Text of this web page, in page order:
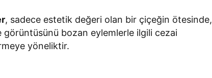
, sadece estetik değeri olan bir çiçeğin ötesinde,
görüntüsünü bozan eylemlerle ilgili cezai
yöneliktir.